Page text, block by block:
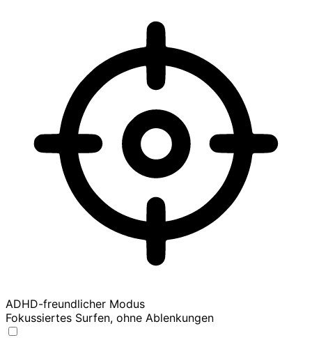
ADHD-freundlicher Modus
Fokussiertes Surfen, ohne Ablenkungen